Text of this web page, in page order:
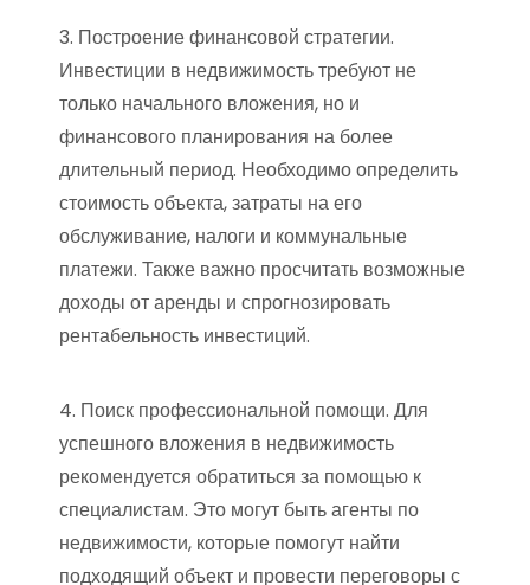
3. Построение финансовой стратегии.
Инвестиции в недвижимость требуют не
только начального вложения, но и
финансового планирования на более
длительный период. Необходимо определить
стоимость объекта, затраты на его
обслуживание, налоги и коммунальные
платежи. Также важно просчитать возможные
доходы от аренды и спрогнозировать
рентабельность инвестиций.
4. Поиск профессиональной помощи. Для
успешного вложения в недвижимость
рекомендуется обратиться за помощью к
специалистам. Это могут быть агенты по
недвижимости, которые помогут найти
подходящий объект и провести переговоры с